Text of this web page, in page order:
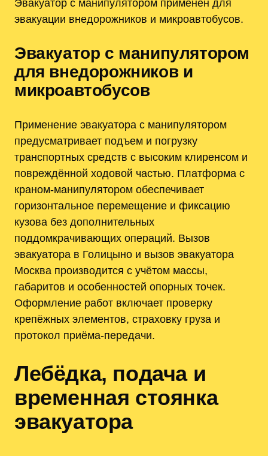
Эвакуатор с манипулятором применён для
эвакуации внедорожников и микроавтобусов.
Эвакуатор с манипулятором
для внедорожников и
микроавтобусов
Применение эвакуатора с манипулятором
предусматривает подъем и погрузку
транспортных средств с высоким клиренсом и
повреждённой ходовой частью. Платформа с
краном-манипулятором обеспечивает
горизонтальное перемещение и фиксацию
кузова без дополнительных
поддомкрачивающих операций. Вызов
эвакуатора в Голицыно и вызов эвакуатора
Москва производится с учётом массы,
габаритов и особенностей опорных точек.
Оформление работ включает проверку
крепёжных элементов, страховку груза и
протокол приёма-передачи.
Лебёдка, подача и
временная стоянка
эвакуатора